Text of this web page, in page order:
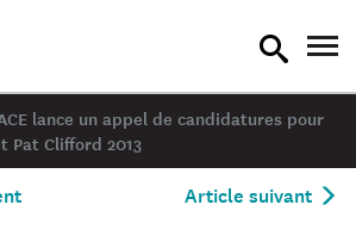
recherche
lance un appel de candidatures pour
Pat Clifford 2013
Article suivant